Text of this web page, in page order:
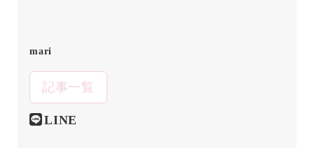
mari
記事一覧
LINE